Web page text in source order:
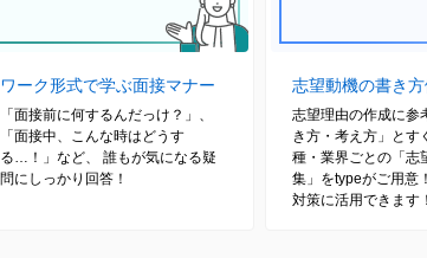
ワーク形式で学ぶ面接マナー
「面接前に何するんだっけ？」、
「面接中、こんな時はどうす
る…！」など、 誰もが気になる疑
問にしっかり回答！
志望動機の書き方
志望理由の作成に参
き方・考え方」とす
種・業界ごとの「志
集」をtypeがご用意
対策に活用できます！